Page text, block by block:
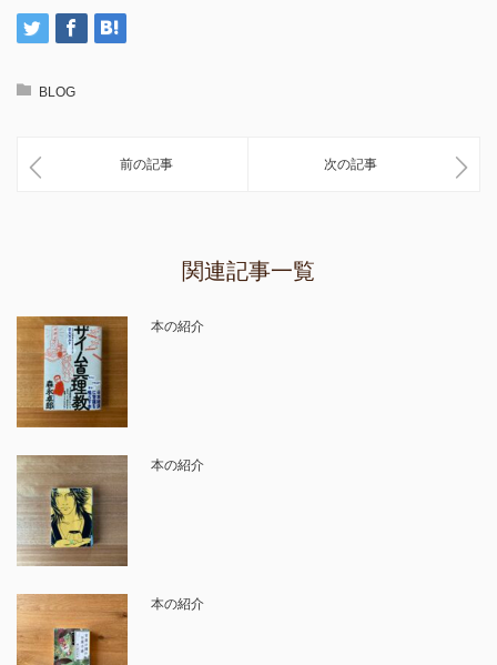
BLOG
前の記事 次の記事
関連記事一覧
本の紹介
本の紹介
本の紹介